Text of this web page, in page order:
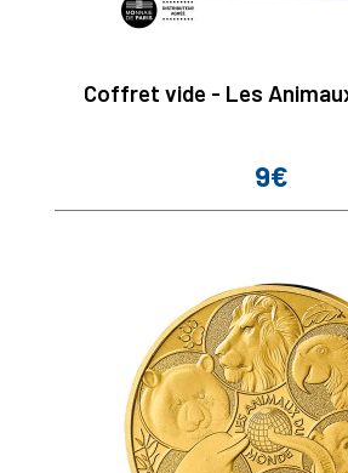
Coffret vide - Les
Prix
9€